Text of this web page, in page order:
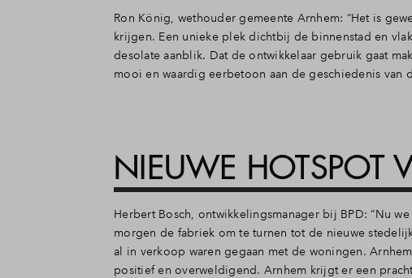
Ron König, wethouder gemeente Arnhem: “Het is
krijgen. Een unieke plek dichtbij de binnenstad en
desolate aanblik. Dat de ontwikkelaar gebruik gaat
mooi en waardig eerbetoon aan de geschiedenis van
NIEUWE HOTSPOT
Herbert Bosch, ontwikkelingsmanager bij BPD: “Nu
morgen de fabriek om te turnen tot de nieuwe
al in verkoop waren gegaan met de woningen.
positief en overweldigend. Arnhem krijgt er een